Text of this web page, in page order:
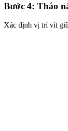
Bước 4: Tháo
Xác định vị trí vít